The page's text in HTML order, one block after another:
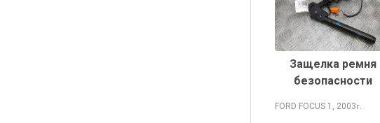
Защелка ремня
безопасности
FORD FOCUS 1, 2003г.